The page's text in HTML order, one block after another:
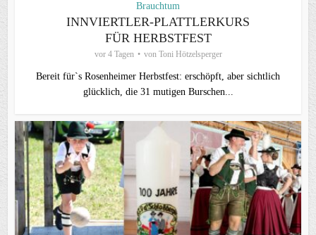
Brauchtum
INNVIERTLER-PLATTLERKURS
FÜR HERBSTFEST
vor 4 Tagen von Toni Hötzelsperger
Bereit für`s Rosenheimer Herbstfest: erschöpft, aber sichtlich
glücklich, die 31 mutigen Burschen...